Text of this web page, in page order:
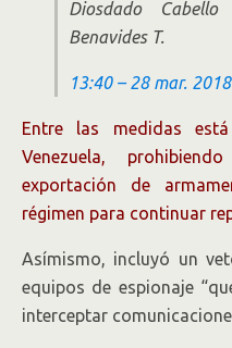
Diosdado
Benavides T.
13:40 – 28 mar. 2018
Entre las medidas
Venezuela,
exportación de
régimen para continuar
Asímismo, incluyó un
equipos de espionaje
interceptar